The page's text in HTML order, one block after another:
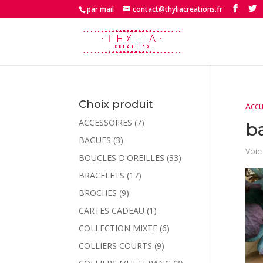
par mail contact@thyliacreations.fr
Choix produit
ACCESSOIRES (7)
BAGUES (3)
BOUCLES D'OREILLES (33)
BRACELETS (17)
BROCHES (9)
CARTES CADEAU (1)
COLLECTION MIXTE (6)
COLLIERS COURTS (9)